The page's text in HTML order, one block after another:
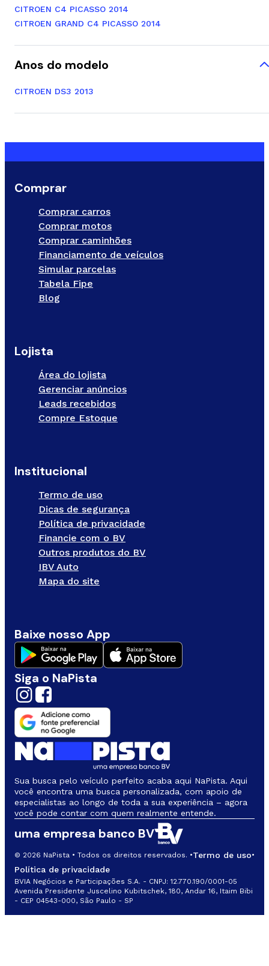
CITROEN C4 PICASSO 2014
CITROEN GRAND C4 PICASSO 2014
Anos do modelo
CITROEN DS3 2013
Comprar
Comprar carros
Comprar motos
Comprar caminhões
Financiamento de veículos
Simular parcelas
Tabela Fipe
Blog
Lojista
Área do lojista
Gerenciar anúncios
Leads recebidos
Compre Estoque
Institucional
Termo de uso
Dicas de segurança
Política de privacidade
Financie com o BV
Outros produtos do BV
IBV Auto
Mapa do site
Baixe nosso App
Siga o NaPista
Sua busca pelo veículo perfeito acaba aqui NaPista. Aqui
você encontra uma busca personalizada, com apoio de
especialistas ao longo de toda a sua experiência – agora
você pode contar com quem realmente entende.
© 2026 NaPista • Todos os direitos reservados. •Termo de uso•
Política de privacidade
BVIA Negócios e Participações S.A. - CNPJ: 12.770.190/0001-05
Avenida Presidente Juscelino Kubitschek, 180, Andar 16, Itaim Bibi
- CEP 04543-000, São Paulo - SP
uma empresa banco BV